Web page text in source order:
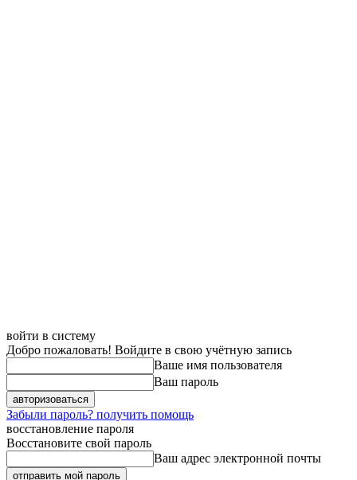
войти в систему
Добро пожаловать! Войдите в свою учётную запись
Ваше имя пользователя
Ваш пароль
Забыли пароль? получить помощь
восстановление пароля
Восстановите свой пароль
Ваш адрес электронной почты